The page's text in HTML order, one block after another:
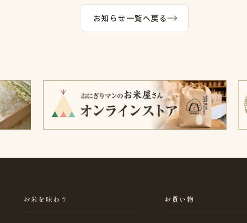
お知らせ一覧へ戻る
お米を味わう お買い物